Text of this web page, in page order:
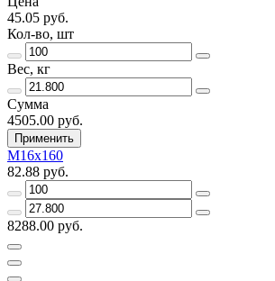
45.05 руб.
Кол-во, шт
Вес, кг
Сумма
4505.00 руб.
Применить
М16х160
82.88 руб.
8288.00 руб.